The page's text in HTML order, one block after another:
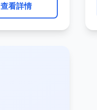
查看詳情